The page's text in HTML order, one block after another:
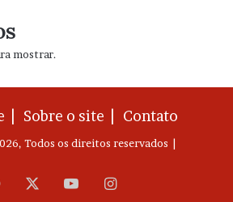
mostrar.
| Sobre o site | Contato
Todos os direitos reservados |
Facebook YouTubeInstagram